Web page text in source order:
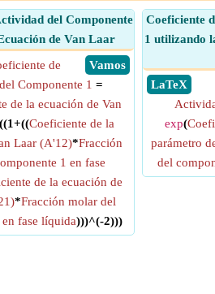
del Componente
de Van Laar
​ Vamos
de
Componente 1 =
de la ecuación de Van
Coeficiente de la
Laar (A'12)*Fracción
1 en fase
de la ecuación de
*Fracción molar del
fase líquida)))^(-2)))
Coeficiente
1 utilizando
​ LaTeX
exp(
parámetro
del